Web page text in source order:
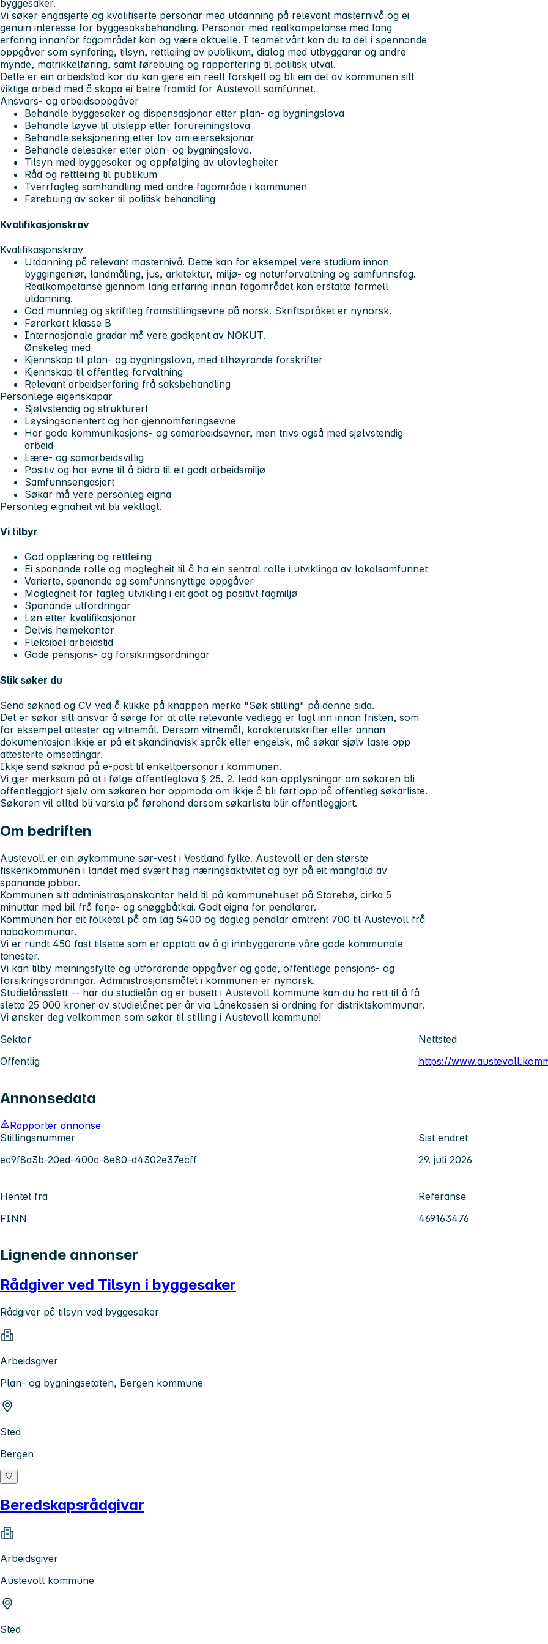
byggesaker.
Vi søker engasjerte og kvalifiserte personar med utdanning på relevant masternivå og ei
genuin interesse for byggesaksbehandling. Personar med realkompetanse med lang
erfaring innanfor fagområdet kan og være aktuelle. I teamet vårt kan du ta del i spennande
oppgåver som synfaring, tilsyn, rettleiing av publikum, dialog med utbyggarar og andre
mynde, matrikkelføring, samt førebuing og rapportering til politisk utval.
Dette er ein arbeidstad kor du kan gjere ein reell forskjell og bli ein del av kommunen sitt
viktige arbeid med å skapa ei betre framtid for Austevoll samfunnet.
Ansvars- og arbeidsoppgåver
Behandle byggesaker og dispensasjonar etter plan- og bygningslova
Behandle løyve til utslepp etter forureiningslova
Behandle seksjonering etter lov om eierseksjonar
Behandle delesaker etter plan- og bygningslova.
Tilsyn med byggesaker og oppfølging av ulovlegheiter
Råd og rettleiing til publikum
Tverrfagleg samhandling med andre fagområde i kommunen
Førebuing av saker til politisk behandling
Kvalifikasjonskrav
Kvalifikasjonskrav
Utdanning på relevant masternivå. Dette kan for eksempel vere studium innan
byggingeniør, landmåling, jus, arkitektur, miljø- og naturforvaltning og samfunnsfag.
Realkompetanse gjennom lang erfaring innan fagområdet kan erstatte formell
utdanning.
God munnleg og skriftleg framstillingsevne på norsk. Skriftspråket er nynorsk.
Førarkort klasse B
Internasjonale gradar må vere godkjent av NOKUT.
Ønskeleg med
Kjennskap til plan- og bygningslova, med tilhøyrande forskrifter
Kjennskap til offentleg forvaltning
Relevant arbeidserfaring frå saksbehandling
Personlege eigenskapar
Sjølvstendig og strukturert
Løysingsorientert og har gjennomføringsevne
Har gode kommunikasjons- og samarbeidsevner, men trivs også med sjølvstendig
arbeid
Lære- og samarbeidsvillig
Positiv og har evne til å bidra til eit godt arbeidsmiljø
Samfunnsengasjert
Søkar må vere personleg eigna
Personleg eignaheit vil bli vektlagt.
Vi tilbyr
God opplæring og rettleiing
Ei spanande rolle og moglegheit til å ha ein sentral rolle i utviklinga av lokalsamfunnet
Varierte, spanande og samfunnsnyttige oppgåver
Moglegheit for fagleg utvikling i eit godt og positivt fagmiljø
Spanande utfordringar
Løn etter kvalifikasjonar
Delvis heimekontor
Fleksibel arbeidstid
Gode pensjons- og forsikringsordningar
Slik søker du
Send søknad og CV ved å klikke på knappen merka "Søk stilling" på denne sida.
Det er søkar sitt ansvar å sørge for at alle relevante vedlegg er lagt inn innan fristen, som
for eksempel attester og vitnemål. Dersom vitnemål, karakterutskrifter eller annan
dokumentasjon ikkje er på eit skandinavisk språk eller engelsk, må søkar sjølv laste opp
attesterte omsettingar.
Ikkje send søknad på e-post til enkeltpersonar i kommunen.
Vi gjer merksam på at i følge offentleglova § 25, 2. ledd kan opplysningar om søkaren bli
offentleggjort sjølv om søkaren har oppmoda om ikkje å bli ført opp på offentleg søkarliste.
Søkaren vil alltid bli varsla på førehand dersom søkarlista blir offentleggjort.
Om bedriften
Austevoll er ein øykommune sør-vest i Vestland fylke. Austevoll er den største
fiskerikommunen i landet med svært høg næringsaktivitet og byr på eit mangfald av
spanande jobbar.
Kommunen sitt administrasjonskontor held til på kommunehuset på Storebø, cirka 5
minuttar med bil frå ferje- og snøggbåtkai. Godt eigna for pendlarar.
Kommunen har eit folketal på om lag 5400 og dagleg pendlar omtrent 700 til Austevoll frå
nabokommunar.
Vi er rundt 450 fast tilsette som er opptatt av å gi innbyggarane våre gode kommunale
tenester.
Vi kan tilby meiningsfylte og utfordrande oppgåver og gode, offentlege pensjons- og
forsikringsordningar. Administrasjonsmålet i kommunen er nynorsk.
Studielånsslett -- har du studielån og er busett i Austevoll kommune kan du ha rett til å få
sletta 25 000 kroner av studielånet per år via Lånekassen si ordning for distriktskommunar.
Vi ønsker deg velkommen som søkar til stilling i Austevoll kommune!
Sektor
Offentlig
Nettsted
https://
Annonsedata
Rapporter annonse
Stillingsnummer
ec9f8a3b-20ed-400c-8e80-d4302e37ecff
Sist endret
29. juli 2026
Hentet fra
FINN
Referanse
469163476
Lignende annonser
Rådgiver ved Tilsyn i byggesaker
Rådgiver på tilsyn ved byggesaker
Arbeidsgiver
Plan- og bygningsetaten, Bergen kommune
Sted
Bergen
Beredskapsrådgivar
Arbeidsgiver
Austevoll kommune
Sted